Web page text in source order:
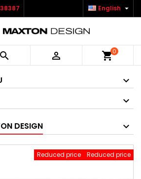
English 
  shopping_cart0
DESIGN
Reduced price
Reduced price